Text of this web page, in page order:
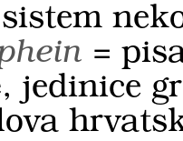
=
, jedinice